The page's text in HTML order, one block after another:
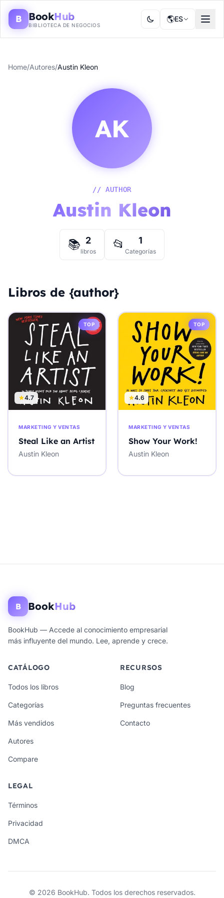
B BookHub
BIBLIOTECA DE NEGOCIOS
🌎ES
Home/Autores/Austin Kleon
AK
// AUTHOR
Austin Kleon
📚 2
libros 📂 1
Categorías
Libros de {author}
TOP
4.7
MARKETING Y VENTAS
Steal Like an Artist
Austin Kleon
TOP
4.6
MARKETING Y VENTAS
Show Your Work!
Austin Kleon
B BookHub
BookHub — Accede al conocimiento empresarial
más influyente del mundo. Lee, aprende y crece.
CATÁLOGO
Todos los libros
Categorías
Más vendidos
Autores
Compare
RECURSOS
Blog
Preguntas frecuentes
Contacto
LEGAL
Términos
Privacidad
DMCA
© 2026 BookHub. Todos los derechos reservados.